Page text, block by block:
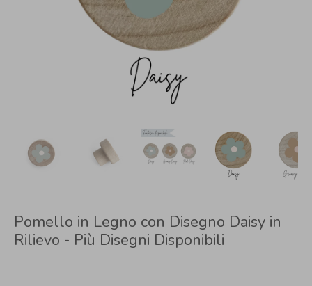
Pomello in Legno con Disegno Daisy in
Rilievo - Più Disegni Disponibili